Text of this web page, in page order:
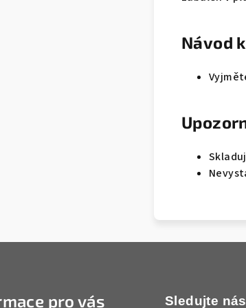
Návod
pro vás Sledujte nás